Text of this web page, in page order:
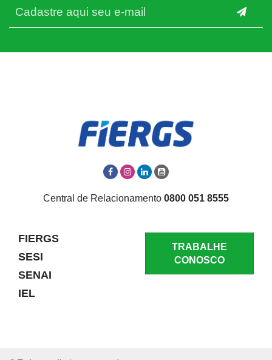
Central de Relacionamento 0800 051 8555
FIERGS
SESI
SENAI
IEL
TRABALHE
CONOSCO